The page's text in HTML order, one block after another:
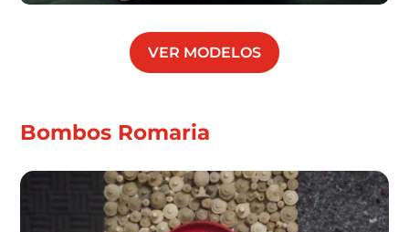
VER MODELOS
Bombos Romaria